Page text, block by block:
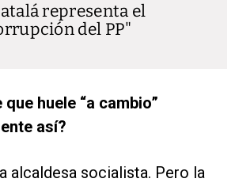
representa el
del PP
huele “a cambio”
así?
alcaldesa socialista. Pero la